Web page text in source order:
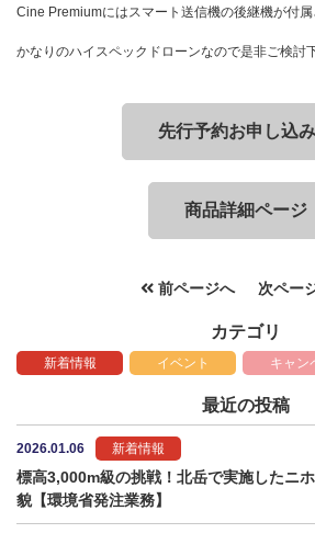
Cine Premiumにはスマート送信機の後継機が付属
かなりのハイスペックドローンなので是非ご検討
先行予約お申し込
商品詳細ページ
前ページへ 次ペー
カテゴリ
新着情報 イベント キャン
最近の投稿
2026.01.06 新着情報
標高3,000m級の挑戦！北岳で実施したニ
貌【環境省発注業務】